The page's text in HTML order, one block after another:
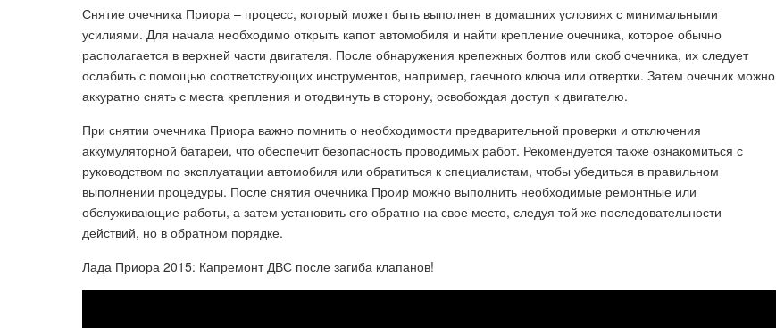
Снятие очечника Приора – процесс, который может быть выполнен в домашних условиях с минимальными
усилиями. Для начала необходимо открыть капот автомобиля и найти крепление очечника, которое обычно
располагается в верхней части двигателя. После обнаружения крепежных болтов или скоб очечника, их следует
ослабить с помощью соответствующих инструментов, например, гаечного ключа или отвертки. Затем очечник можно
аккуратно снять с места крепления и отодвинуть в сторону, освобождая доступ к двигателю.
При снятии очечника Приора важно помнить о необходимости предварительной проверки и отключения
аккумуляторной батареи, что обеспечит безопасность проводимых работ. Рекомендуется также ознакомиться с
руководством по эксплуатации автомобиля или обратиться к специалистам, чтобы убедиться в правильном
выполнении процедуры. После снятия очечника Проир можно выполнить необходимые ремонтные или
обслуживающие работы, а затем установить его обратно на свое место, следуя той же последовательности
действий, но в обратном порядке.
Лада Приора 2015: Капремонт ДВС после загиба клапанов!